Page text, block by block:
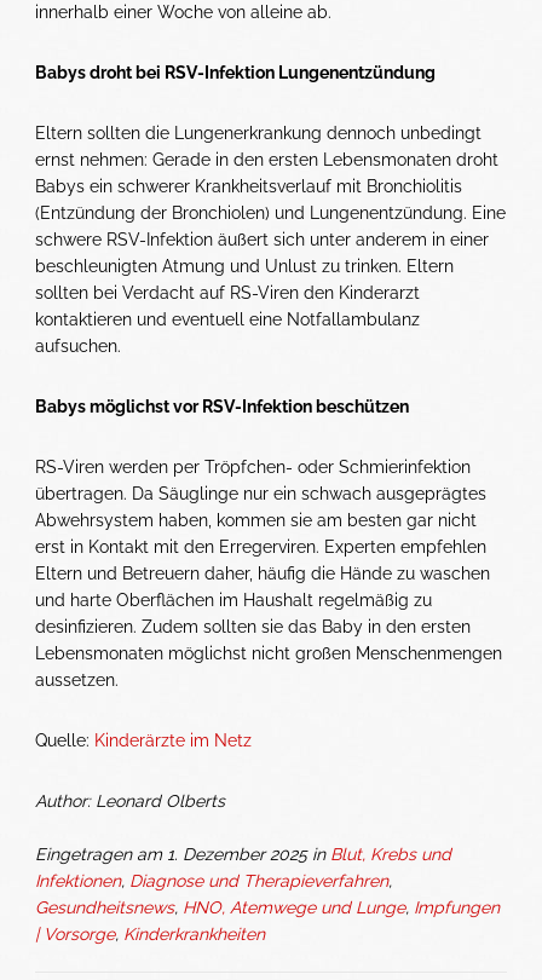
innerhalb einer Woche von alleine ab.
Babys droht bei RSV-Infektion Lungenentzündung
Eltern sollten die Lungenerkrankung dennoch unbedingt
ernst nehmen: Gerade in den ersten Lebensmonaten droht
Babys ein schwerer Krankheitsverlauf mit Bronchiolitis
(Entzündung der Bronchiolen) und Lungenentzündung. Eine
schwere RSV-Infektion äußert sich unter anderem in einer
beschleunigten Atmung und Unlust zu trinken. Eltern
sollten bei Verdacht auf RS-Viren den Kinderarzt
kontaktieren und eventuell eine Notfallambulanz
aufsuchen.
Babys möglichst vor RSV-Infektion beschützen
RS-Viren werden per Tröpfchen- oder Schmierinfektion
übertragen. Da Säuglinge nur ein schwach ausgeprägtes
Abwehrsystem haben, kommen sie am besten gar nicht
erst in Kontakt mit den Erregerviren. Experten empfehlen
Eltern und Betreuern daher, häufig die Hände zu waschen
und harte Oberflächen im Haushalt regelmäßig zu
desinfizieren. Zudem sollten sie das Baby in den ersten
Lebensmonaten möglichst nicht großen Menschenmengen
aussetzen.
Quelle: Kinderärzte im Netz
Author: Leonard Olberts
Eingetragen am 1. Dezember 2025 in Blut, Krebs und
Infektionen, Diagnose und Therapieverfahren,
Gesundheitsnews, HNO, Atemwege und Lunge, Impfungen
| Vorsorge, Kinderkrankheiten